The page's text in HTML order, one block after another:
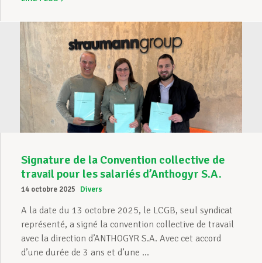
Signature de la Convention collective de
travail pour les salariés d’Anthogyr S.A.
14 octobre 2025 Divers
A la date du 13 octobre 2025, le LCGB, seul syndicat
représenté, a signé la convention collective de travail
avec la direction d’ANTHOGYR S.A. Avec cet accord
d’une durée de 3 ans et d’une ...